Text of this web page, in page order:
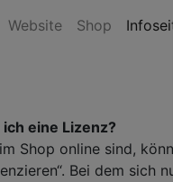
Website Shop
eine Lizenz?
Shop online sind,
Bei dem sich